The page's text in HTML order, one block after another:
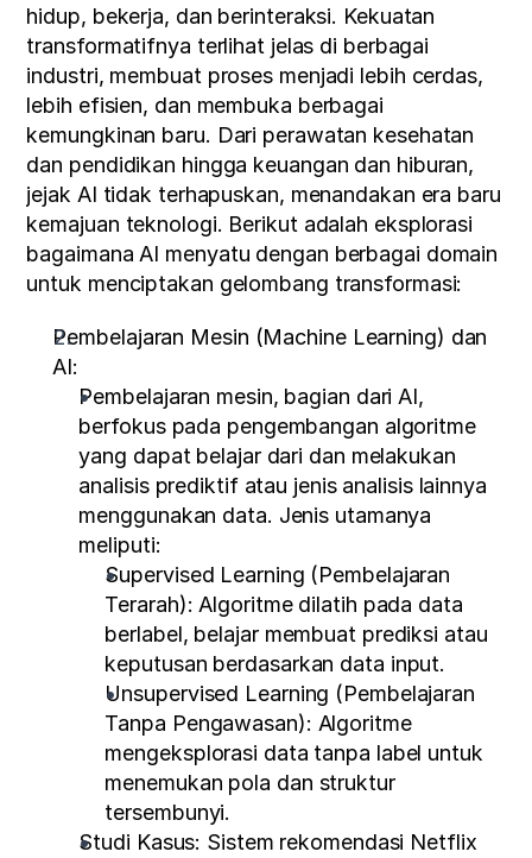
hidup, bekerja, dan berinteraksi. Kekuatan
transformatifnya terlihat jelas di berbagai
industri, membuat proses menjadi lebih cerdas,
lebih efisien, dan membuka berbagai
kemungkinan baru. Dari perawatan kesehatan
dan pendidikan hingga keuangan dan hiburan,
jejak AI tidak terhapuskan, menandakan era baru
kemajuan teknologi. Berikut adalah eksplorasi
bagaimana AI menyatu dengan berbagai domain
untuk menciptakan gelombang transformasi:
Pembelajaran Mesin (Machine Learning) dan
AI:
Pembelajaran mesin, bagian dari AI,
berfokus pada pengembangan algoritme
yang dapat belajar dari dan melakukan
analisis prediktif atau jenis analisis lainnya
menggunakan data. Jenis utamanya
meliputi:
Supervised Learning (Pembelajaran
Terarah): Algoritme dilatih pada data
berlabel, belajar membuat prediksi atau
keputusan berdasarkan data input.
Unsupervised Learning (Pembelajaran
Tanpa Pengawasan): Algoritme
mengeksplorasi data tanpa label untuk
menemukan pola dan struktur
tersembunyi.
Studi Kasus: Sistem rekomendasi Netflix